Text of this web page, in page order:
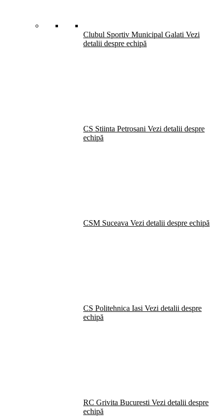
Clubul Sportiv Municipal Galati Vezi
detalii despre echipă
CS Stiinta Petrosani Vezi detalii despre
echipă
CSM Suceava Vezi detalii despre echipă
CS Politehnica Iasi Vezi detalii despre
echipă
RC Grivita Bucuresti Vezi detalii despre
echipă